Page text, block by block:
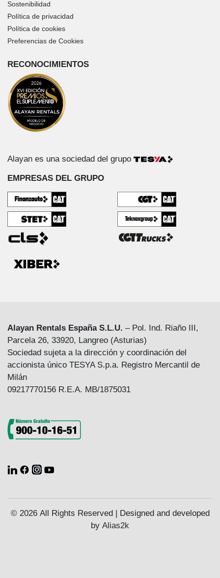
Sostenibilidad
Política de privacidad
Política de cookies
Preferencias de Cookies
RECONOCIMIENTOS
Alayan es una sociedad del grupo
EMPRESAS DEL GRUPO
Alayan Rentals España S.L.U. – Pol. Ind. Riaño III,
Parcela 26, 33920, Langreo (Asturias)
Sociedad sujeta a la dirección y coordinación del
accionista único TESYA S.p.a. Registro Mercantil de
Milán
09217770156 R.E.A. MB/1875031
© 2026 All Rights Reserved | Designed and developed
by Alias2k